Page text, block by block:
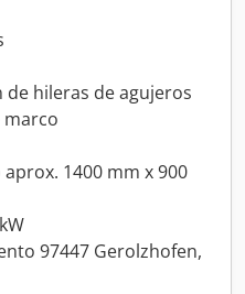
hileras de agujeros
marco
1400 mm x 900
97447 Gerolzhofen,